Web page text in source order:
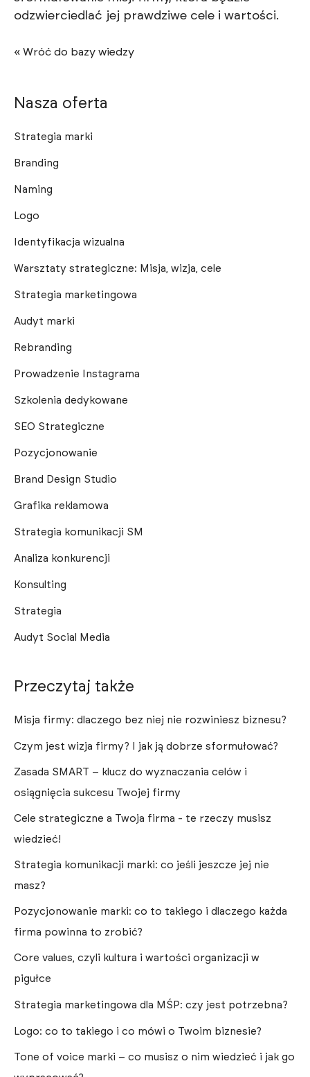
odzwierciedlać jej prawdziwe cele i wartości.
« Wróć do bazy wiedzy
Nasza oferta
Strategia marki
Branding
Naming
Logo
Identyfikacja wizualna
Warsztaty strategiczne: Misja, wizja, cele
Strategia marketingowa
Audyt marki
Rebranding
Prowadzenie Instagrama
Szkolenia dedykowane
SEO Strategiczne
Pozycjonowanie
Brand Design Studio
Grafika reklamowa
Strategia komunikacji SM
Analiza konkurencji
Konsulting
Strategia
Audyt Social Media
Przeczytaj także
Misja firmy: dlaczego bez niej nie rozwiniesz biznesu?
Czym jest wizja firmy? I jak ją dobrze sformułować?
Zasada SMART – klucz do wyznaczania celów i
osiągnięcia sukcesu Twojej firmy
Cele strategiczne a Twoja firma - te rzeczy musisz
wiedzieć!
Strategia komunikacji marki: co jeśli jeszcze jej nie
masz?
Pozycjonowanie marki: co to takiego i dlaczego każda
firma powinna to zrobić?
Core values, czyli kultura i wartości organizacji w
pigułce
Strategia marketingowa dla MŚP: czy jest potrzebna?
Logo: co to takiego i co mówi o Twoim biznesie?
Tone of voice marki – co musisz o nim wiedzieć i jak go